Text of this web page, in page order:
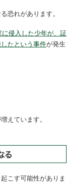
恐れがあります。
侵入した少年が、証
たという事件が発生
えています。
る
こす可能性がありま